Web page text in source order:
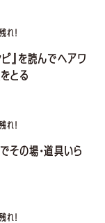
れ！
』を読んでヘアワ
とる
れ！
その場・道具いら
れ！